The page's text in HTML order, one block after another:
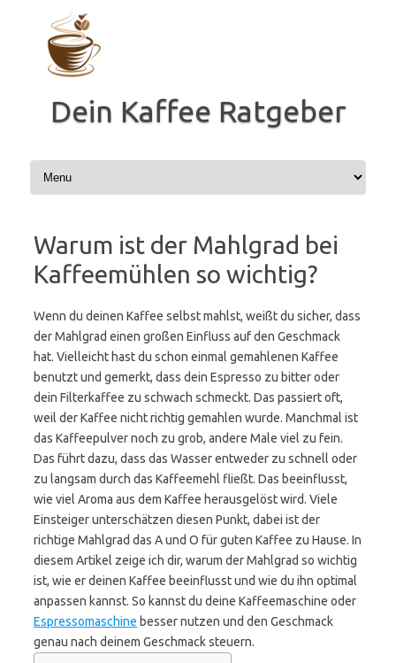
springen
Dein Kaffee Ratgeber
Warum ist der Mahlgrad bei
Kaffeemühlen so wichtig?
Wenn du deinen Kaffee selbst mahlst, weißt du sicher, dass
der Mahlgrad einen großen Einfluss auf den Geschmack
hat. Vielleicht hast du schon einmal gemahlenen Kaffee
benutzt und gemerkt, dass dein Espresso zu bitter oder
dein Filterkaffee zu schwach schmeckt. Das passiert oft,
weil der Kaffee nicht richtig gemahlen wurde. Manchmal ist
das Kaffeepulver noch zu grob, andere Male viel zu fein.
Das führt dazu, dass das Wasser entweder zu schnell oder
zu langsam durch das Kaffeemehl fließt. Das beeinflusst,
wie viel Aroma aus dem Kaffee herausgelöst wird. Viele
Einsteiger unterschätzen diesen Punkt, dabei ist der
richtige Mahlgrad das A und O für guten Kaffee zu Hause. In
diesem Artikel zeige ich dir, warum der Mahlgrad so wichtig
ist, wie er deinen Kaffee beeinflusst und wie du ihn optimal
anpassen kannst. So kannst du deine Kaffeemaschine oder
Espressomaschine besser nutzen und den Geschmack
genau nach deinem Geschmack steuern.